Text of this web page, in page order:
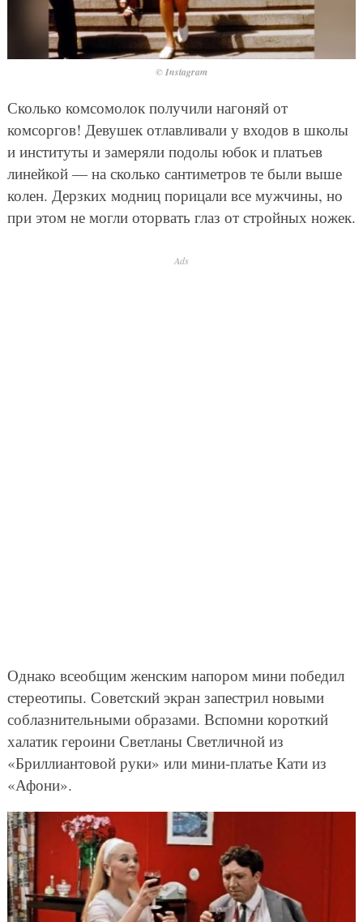
© Instagram
Сколько комсомолок получили нагоняй от
комсоргов! Девушек отлавливали у входов в школы
и институты и замеряли подолы юбок и платьев
линейкой — на сколько сантиметров те были выше
колен. Дерзких модниц порицали все мужчины, но
при этом не могли оторвать глаз от стройных ножек.
Ads
Однако всеобщим женским напором мини победил
стереотипы. Советский экран запестрил новыми
соблазнительными образами. Вспомни короткий
халатик героини Светланы Светличной из
«Бриллиантовой руки» или мини-платье Кати из
«Афони».